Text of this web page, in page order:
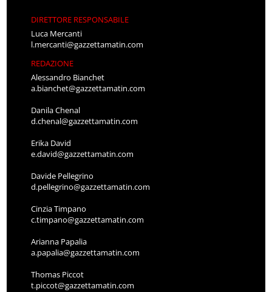
DIRETTORE RESPONSABILE
Luca Mercanti
l.mercanti@gazzettamatin.com
REDAZIONE
Alessandro Bianchet
a.bianchet@gazzettamatin.com
Danila Chenal
d.chenal@gazzettamatin.com
Erika David
e.david@gazzettamatin.com
Davide Pellegrino
d.pellegrino@gazzettamatin.com
Cinzia Timpano
c.timpano@gazzettamatin.com
Arianna Papalia
a.papalia@gazzettamatin.com
Thomas Piccot
t.piccot@gazzettamatin.com